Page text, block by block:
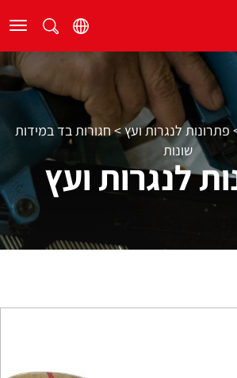
פתרונות לנגרות ועץ>חגורות בד במידות
שונות
לנגרות ועץ